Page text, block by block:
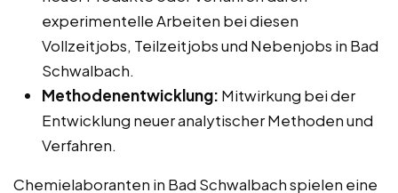
experimentelle Arbeiten bei diesen
Vollzeitjobs, Teilzeitjobs und Nebenjobs in Bad
Schwalbach.
Methodenentwicklung: Mitwirkung bei der
Entwicklung neuer analytischer Methoden und
Verfahren.
Chemielaboranten in Bad Schwalbach spielen eine